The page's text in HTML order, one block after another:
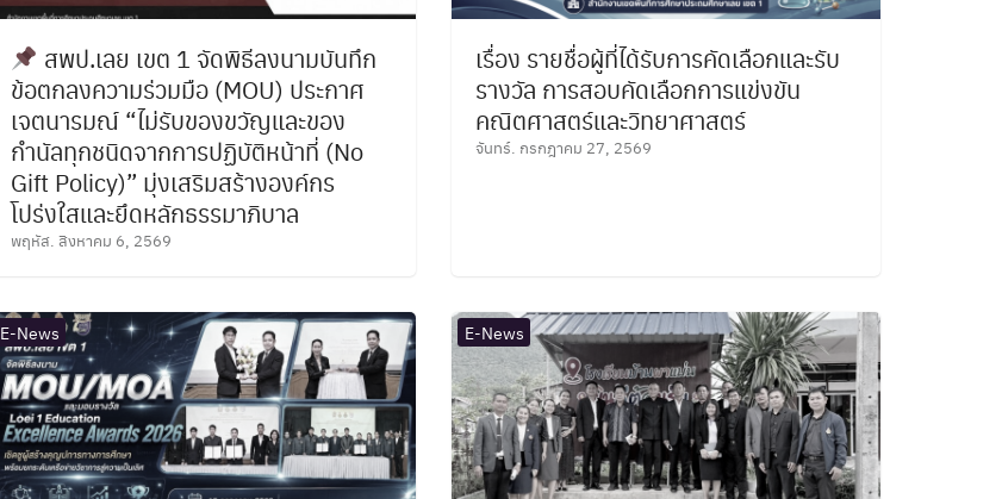
สพป.เลย เขต 1 จัดพิธีลงนามบันทึก
ข้อตกลงความร่วมมือ (MOU) ประกาศ
เจตนารมณ์ “ไม่รับของขวัญและของ
กำนัลทุกชนิดจากการปฏิบัติหน้าที่ (No
Gift Policy)” มุ่งเสริมสร้างองค์กร
โปร่งใสและยึดหลักธรรมาภิบาล
พฤหัส. สิงหาคม 6, 2569
เรื่อง รายชื่อผู้ที่ได้รับการคัดเลือกและรับ
รางวัล การสอบคัดเลือกการแข่งขัน
คณิตศาสตร์และวิทยาศาสตร์
จันทร์. กรกฎาคม 27, 2569
E-News E-News